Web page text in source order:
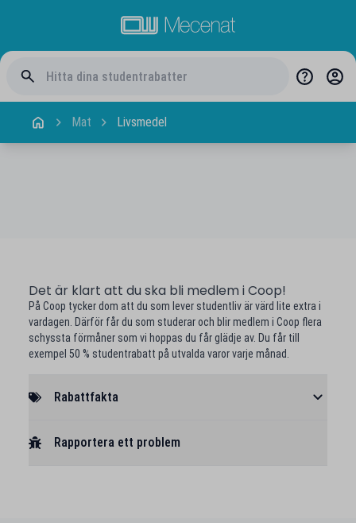
Mat Livsmedel
Det är klart att du ska bli medlem i Coop!
På Coop tycker dom att du som lever studentliv är värd lite extra i
vardagen. Därför får du som studerar och blir medlem i Coop flera
schyssta förmåner som vi hoppas du får glädje av. Du får till
exempel 50 % studentrabatt på utvalda varor varje månad.
Rabattfakta
Rapportera ett problem